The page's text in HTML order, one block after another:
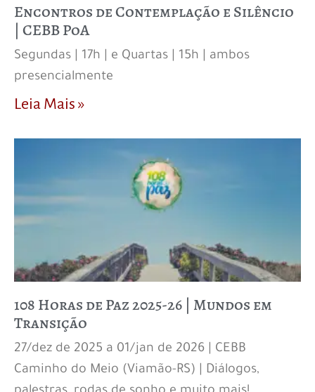
Encontros de Contemplação e Silêncio
| CEBB PoA
Segundas | 17h | e Quartas | 15h | ambos
presencialmente
Leia Mais »
108 Horas de Paz 2025-26 | Mundos em
Transição
27/dez de 2025 a 01/jan de 2026 | CEBB
Caminho do Meio (Viamão-RS) | Diálogos,